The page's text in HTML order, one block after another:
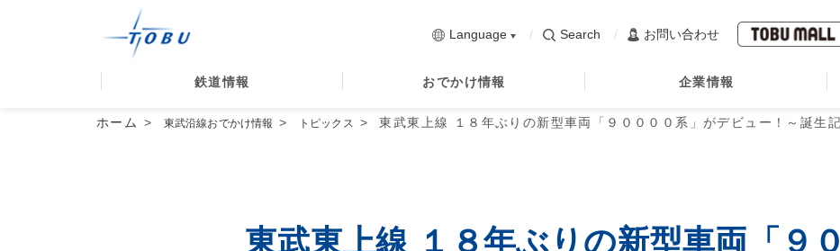
鉄道情報 おでかけ情報 企業情報
Language Search お問い合わせ
ホーム 東武沿線おでかけ情報 トピックス 東武東上線 １８年ぶりの新型車両「９００００系」がデビュー！～誕
東武東上線 １８年ぶりの新型車両「９